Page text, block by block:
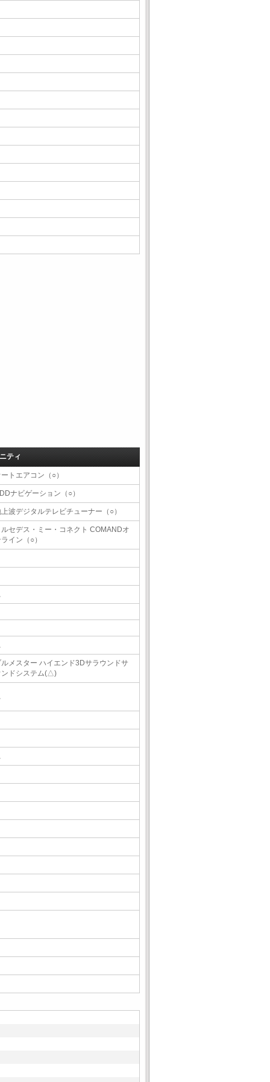
ティ
トエアコン（○）
ナビゲーション（○）
波デジタルテレビチューナー（○）
セデス・ミー・コネクト COMANDオ
イン（○）
メスター ハイエンド3Dサラウンドサ
ンドシステム(△)